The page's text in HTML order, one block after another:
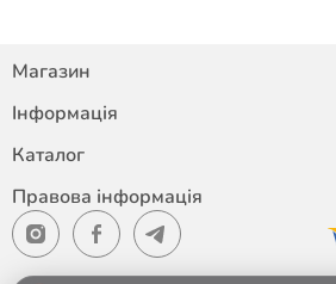
Магазин
Інформація
Каталог
Правова інформація